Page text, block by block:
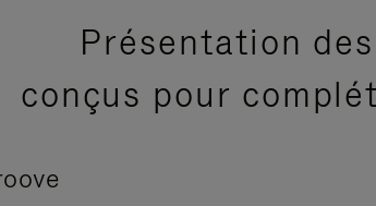
Présentation
conçus pour